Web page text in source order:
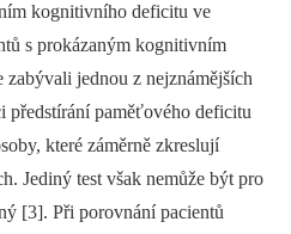
kognitivního deficitu ve
s prokázaným kognitivním
jednou z nejznámějších
předstírání paměťového deficitu
které záměrně zkreslují
Jediný test však nemůže být pro
[3]. Při porovnání pacientů